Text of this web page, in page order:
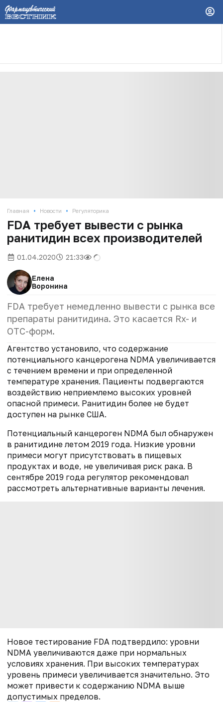
Главная • Новости • Регуляторика
FDA требует вывести с рынка
ранитидин всех производителей
01.04.2020 21:33
Елена
Воронина
FDA требует немедленно вывести с рынка все
препараты ранитидина. Это касается Rx- и
ОТС-форм.
Агентство установило, что содержание
потенциального канцерогена NDMA увеличивается
с течением времени и при определенной
температуре хранения. Пациенты подвергаются
воздействию неприемлемо высоких уровней
опасной примеси. Ранитидин более не будет
доступен на рынке США.
Потенциальный канцероген NDMA был обнаружен
в ранитидине летом 2019 года. Низкие уровни
примеси могут присутствовать в пищевых
продуктах и воде, не увеличивая риск рака. В
сентябре 2019 года регулятор рекомендовал
рассмотреть альтернативные варианты лечения.
Новое тестирование FDA подтвердило: уровни
NDMA увеличиваются даже при нормальных
условиях хранения. При высоких температурах
уровень примеси увеличивается значительно. Это
может привести к содержанию NDMA выше
допустимых пределов.